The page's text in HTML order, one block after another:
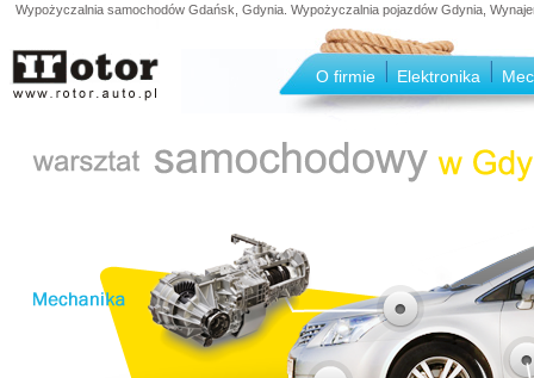
Wypożyczalnia samochodów Gdańsk, Gdynia. Wypożyczalnia pojazdów Gdynia,
O firmie Elektronika